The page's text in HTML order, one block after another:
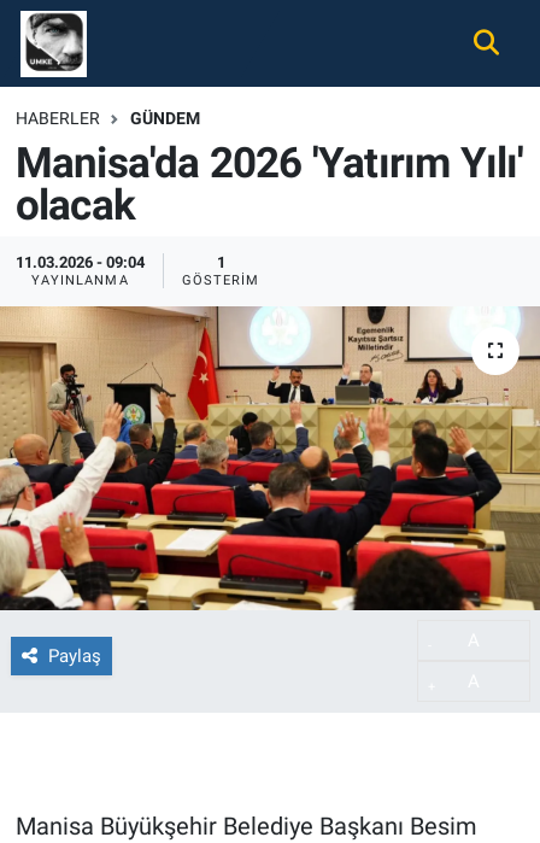
HABERLER GÜNDEM
Manisa'da 2026 'Yatırım Yılı'
olacak
11.03.2026 - 09:04
YAYINLANMA
1
GÖSTERIM
Paylaş
Manisa Büyükşehir Belediye Başkanı Besim
Gündem
Ekonomi
Spor
Magazin
Tüm Haberler
İletişim
Künye
Nöbetçi Eczaneler
Hava Durumu
Namaz Vakitleri
Trafik Durumu
Süper Lig Puan Durumu ve Fikstür
Tüm Manşetler
Son Dakika Haberleri
Haber Arşivi